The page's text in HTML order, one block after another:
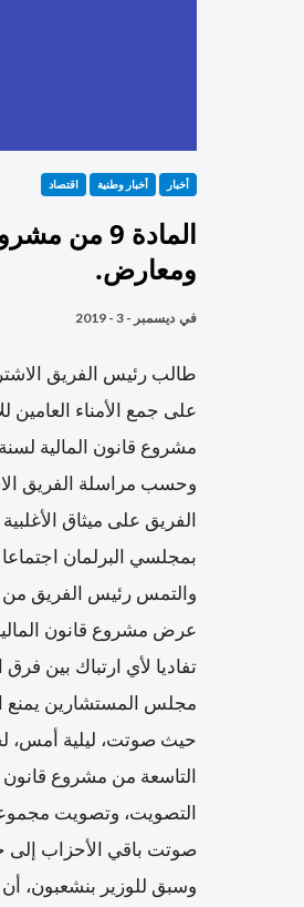
أخبار أخبار وطنية اقتصاد
ومعارض.
في ديسمبر - 3 - 2019
طالب رئيس الفريق
مشروع قانون المالية لسنة 2020 بين مؤيد ومعارض.
وحسب مراسلة الفريق
الفريق على ميثاق
بمجلسي البرلمان
والتمس رئيس الفريق من
تفاديا لأي ارتباك بين فرق
مجلس المستشارين يمنع
حيث صوتت، ليلية أمس،
التصويت، وتصويت
صوتت باقي الأحزاب إلى
وسبق للوزير بنشعبون،